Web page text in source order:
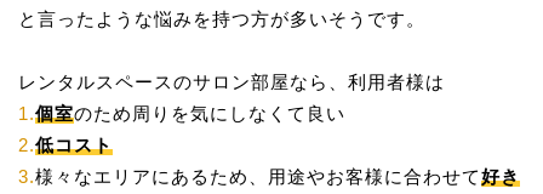
と言ったような悩みを持つ方が多いそうです。
レンタルスペースのサロン部屋なら、利用者様は
個室のため周りを気にしなくて良い
低コスト
様々なエリアにあるため、用途やお客様に合わせて好き